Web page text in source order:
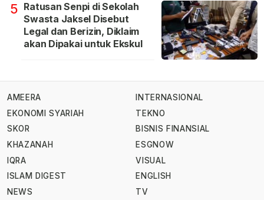
5 Ratusan Senpi di Sekolah
Swasta Jaksel Disebut
Legal dan Berizin, Diklaim
akan Dipakai untuk Ekskul
AMEERA
EKONOMI SYARIAH
SKOR
KHAZANAH
IQRA
ISLAM DIGEST
NEWS
INTERNASIONAL
TEKNO
BISNIS FINANSIAL
ESGNOW
VISUAL
ENGLISH
TV